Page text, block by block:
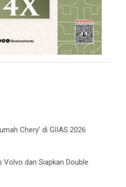
Chery' di GIIAS 2026
dan Siapkan Double